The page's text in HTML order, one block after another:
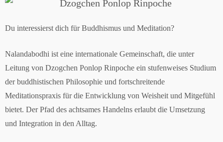
Du interessierst dich für Buddhismus und Meditation?
Nalandabodhi ist eine internationale Gemeinschaft, die unter
Leitung von Dzogchen Ponlop Rinpoche ein stufenweises Studium
der buddhistischen Philosophie und fortschreitende
Meditationspraxis für die Entwicklung von Weisheit und Mitgefühl
bietet. Der Pfad des achtsames Handelns erlaubt die Umsetzung
und Integration in den Alltag.